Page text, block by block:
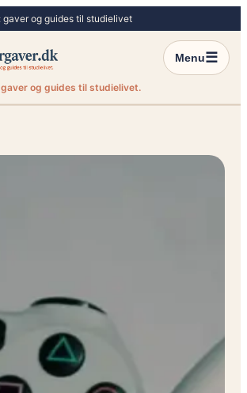
gaver og guides til studielivet
Menu☰
og guides til studielivet.